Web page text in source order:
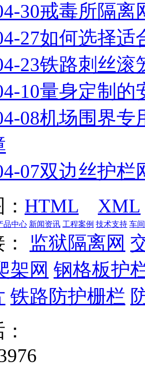
30戒毒所隔离
27如何选择适
23铁路刺丝滚
10量身定制的
08机场围界专
07双边丝护栏
HTML XML
品中心 新闻资讯 工程案例 技术支持 车
监狱隔离网
架网 钢格板护
铁路防护栅栏